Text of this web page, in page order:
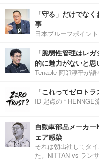
「守る」だけでな
事
日本プルーフポイン
「脆弱性管理はレ
的に魅力がないと思
Tenable 阿部淳平が
「これってゼロト
ID 起点の “ HENNGE
自動車部品メーカ
ェア感染
それは朝出社してタ
た。NITTAN vs ラン